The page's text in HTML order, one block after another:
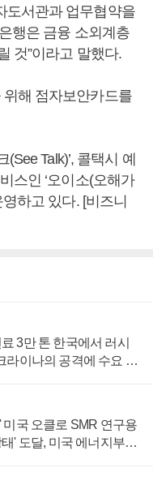
도서관과 업무협약을
행은 금융 소외계층
것”이라고 말했다.
해 점자보안카드를
Talk)’, 콜택시 예
스인 ‘오이소(오해가
하고 있다. [비즈니
3만 톤 한국에서 러시
라이나의 공격에 수요 늘
미국 오클로 SMR 연구용
' 도달, 미국 에너지부